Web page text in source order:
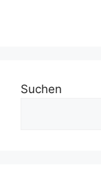
Suchen